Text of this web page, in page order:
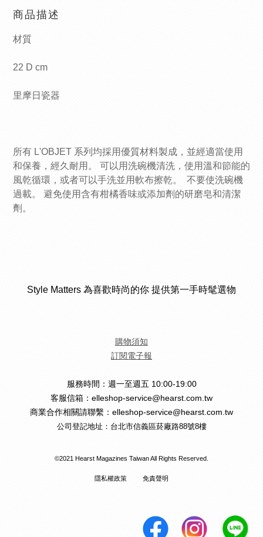
商品描述
材質
22 D cm
里摩日瓷器
所有 L'OBJET 系列均採用優質材料製成，並經適當使用
和保養，經久耐用。 可以用洗碗機清洗，使用溫和節能的
風乾循環，或者可以手洗並用軟布擦乾。 不要使洗碗機
過載。 避免使用含有柑橘香味或添加劑的研磨皂和清潔
劑。
Style Matters 為喜歡時尚的你 提供第一手時髦選物
購物須知
訂閱電子報
服務時間：週一至週五 10:00-19:00
客服信箱：elleshop-service@hearst.com.tw
商業合作相關請聯繫：elleshop-service@hearst.com.tw
公司登記地址：台北市信義區菸廠路88號8樓
©2021 Hearst Magazines Taiwan All Rights Reserved.
隱私權政策 免責聲明